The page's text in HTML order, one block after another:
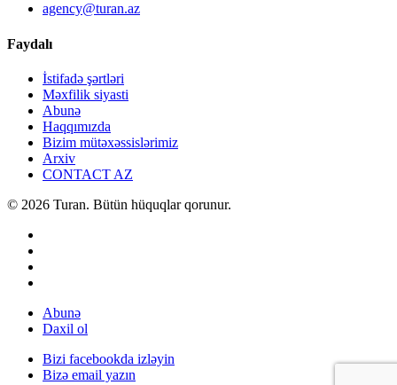
agency@turan.az
Faydalı
İstifadə şərtləri
Məxfilik siyasti
Abunə
Haqqımızda
Bizim mütəxəssislərimiz
Arxiv
CONTACT AZ
© 2026 Turan. Bütün hüquqlar qorunur.
Abunə
Daxil ol
Bizi facebookda izləyin
Bizə email yazın